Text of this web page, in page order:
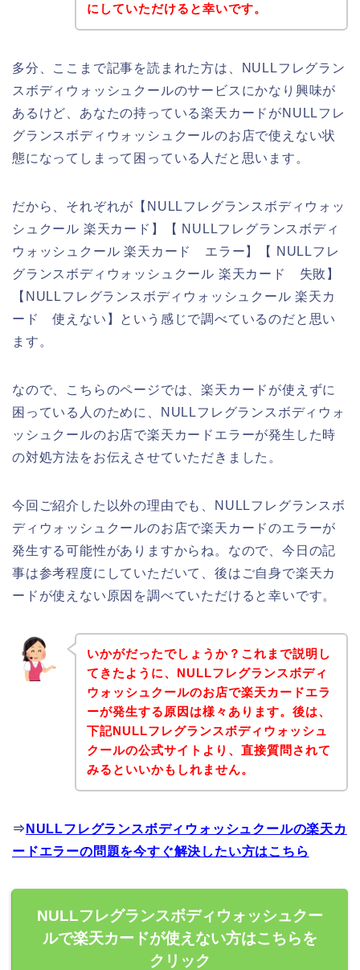
にしていただけると幸いです。
多分、ここまで記事を読まれた方は、NULLフレグラン
スボディウォッシュクールのサービスにかなり興味が
あるけど、あなたの持っている楽天カードがNULLフレ
グランスボディウォッシュクールのお店で使えない状
態になってしまって困っている人だと思います。
だから、それぞれが【NULLフレグランスボディウォッ
シュクール 楽天カード】【 NULLフレグランスボディ
ウォッシュクール 楽天カード エラー】【 NULLフレ
グランスボディウォッシュクール 楽天カード 失敗】
【NULLフレグランスボディウォッシュクール 楽天カ
ード 使えない】という感じで調べているのだと思い
ます。
なので、こちらのページでは、楽天カードが使えずに
困っている人のために、NULLフレグランスボディウォ
ッシュクールのお店で楽天カードエラーが発生した時
の対処方法をお伝えさせていただきました。
今回ご紹介した以外の理由でも、NULLフレグランスボ
ディウォッシュクールのお店で楽天カードのエラーが
発生する可能性がありますからね。なので、今日の記
事は参考程度にしていただいて、後はご自身で楽天カ
ードが使えない原因を調べていただけると幸いです。
いかがだったでしょうか？これまで説明し
てきたように、NULLフレグランスボディ
ウォッシュクールのお店で楽天カードエラ
ーが発生する原因は様々あります。後は、
下記NULLフレグランスボディウォッシュ
クールの公式サイトより、直接質問されて
みるといいかもしれません。
⇒ NULLフレグランスボディウォッシュクールの楽天カ
ードエラーの問題を今すぐ解決したい方はこちら
NULLフレグランスボディウォッシュクー
ルで楽天カードが使えない方はこちらを
クリック